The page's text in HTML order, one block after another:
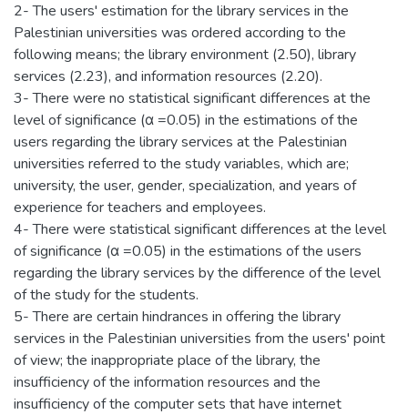
2- The users' estimation for the library services in the
Palestinian universities was ordered according to the
following means; the library environment (2.50), library
services (2.23), and information resources (2.20).
3- There were no statistical significant differences at the
level of significance (α =0.05) in the estimations of the
users regarding the library services at the Palestinian
universities referred to the study variables, which are;
university, the user, gender, specialization, and years of
experience for teachers and employees.
4- There were statistical significant differences at the level
of significance (α =0.05) in the estimations of the users
regarding the library services by the difference of the level
of the study for the students.
5- There are certain hindrances in offering the library
services in the Palestinian universities from the users' point
of view; the inappropriate place of the library, the
insufficiency of the information resources and the
insufficiency of the computer sets that have internet